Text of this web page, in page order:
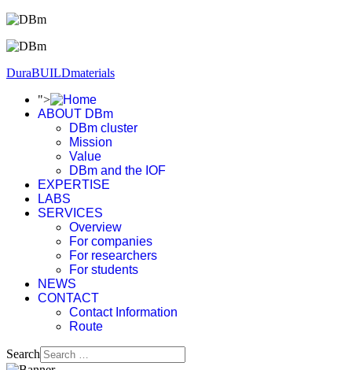
DuraBUILDmaterials
">
ABOUT DBm
DBm cluster
Mission
Value
DBm and the IOF
EXPERTISE
LABS
SERVICES
Overview
For companies
For researchers
For students
NEWS
CONTACT
Contact Information
Route
Search